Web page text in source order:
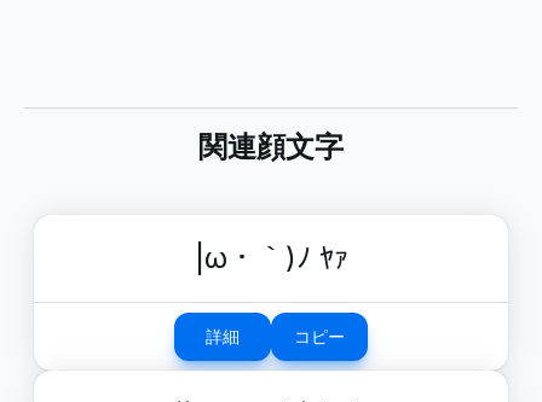
関連顔文字
|ω・｀)ﾉ ﾔｧ
詳細 コピー